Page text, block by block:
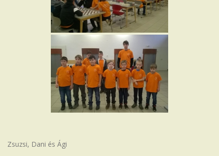
Zsuzsi, Dani és Ági